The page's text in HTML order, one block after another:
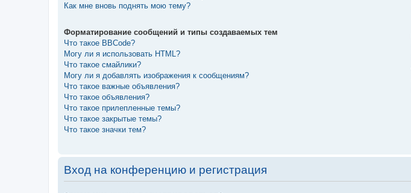
Как мне вновь поднять мою тему?
Форматирование сообщений и типы создаваемых тем
Что такое BBCode?
Могу ли я использовать HTML?
Что такое смайлики?
Могу ли я добавлять изображения к сообщениям?
Что такое важные объявления?
Что такое объявления?
Что такое прилепленные темы?
Что такое закрытые темы?
Что такое значки тем?
Вход на конференцию и регистрация